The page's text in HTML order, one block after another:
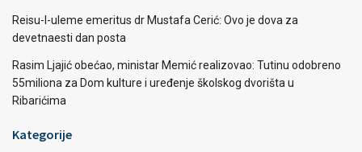
Reisu-l-uleme emeritus dr Mustafa Cerić: Ovo je dova za
devetnaesti dan posta
Rasim Ljajić obećao, ministar Memić realizovao: Tutinu odobreno
55miliona za Dom kulture i uređenje školskog dvorišta u
Ribarićima
Kategorije